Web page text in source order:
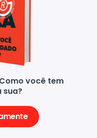
você tem
sua?